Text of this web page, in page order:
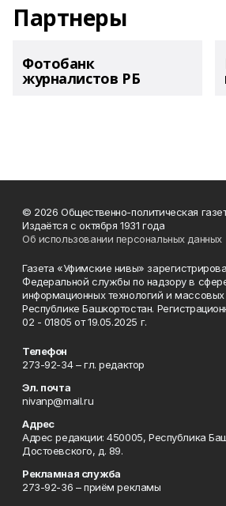
Партнеры
Фотобанк
журналистов РБ
© 2026 Общественно-политическая
Издаётся с октября 1931 года
Об использовании персональных данных
Газета «Уфимские нивы»
Федеральной службы по надзору в
информационных технологий и
Республике Башкортостан.
02 - 01805 от 19.05.2025 г.
Телефон
273-92-34 – гл. редактор
Эл. почта
nivanp@mail.ru
Адрес
Адрес редакции: 450005, Республика
Достоевского, д. 89.
Рекламная служба
273-92-36 – приём рекламы